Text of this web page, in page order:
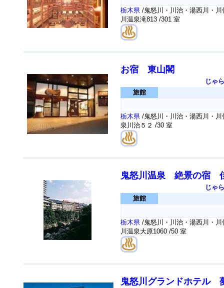
栃木県 /鬼怒川・川治・湯西川・
川温泉滝813 /301 室
お宿 東山閣
じゃ
旅館
栃木県 /鬼怒川・川治・湯西川・
泉川治５２ /30 室
鬼怒川温泉 絶景の宿
じゃ
旅館
栃木県 /鬼怒川・川治・湯西川・
川温泉大原1060 /50 室
鬼怒川グランドホテル